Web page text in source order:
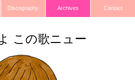
Discography Archives Contact
この歌ニュー
ス！